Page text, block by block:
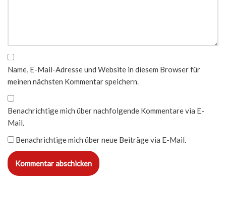
Name, E-Mail-Adresse und Website in diesem Browser für
meinen nächsten Kommentar speichern.
Benachrichtige mich über nachfolgende Kommentare via E-
Mail.
Benachrichtige mich über neue Beiträge via E-Mail.